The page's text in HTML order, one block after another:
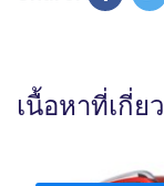
เนื้อหาที่เกี่ย